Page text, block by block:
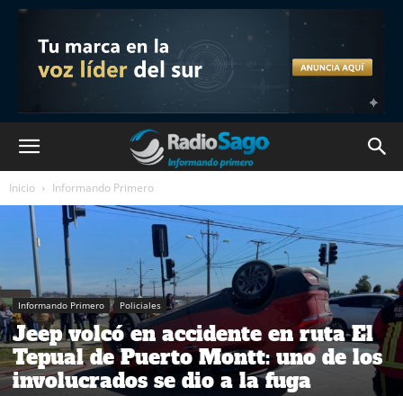
Inicio Informando Primero
Informando Primero Policiales
Jeep volcó en accidente en ruta El
Tepual de Puerto Montt: uno de los
involucrados se dio a la fuga